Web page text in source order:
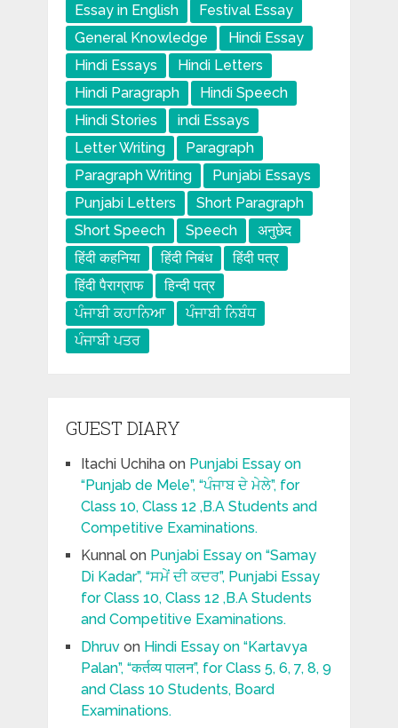
Essay in English
Festival Essay
General Knowledge
Hindi Essay
Hindi Essays
Hindi Letters
Hindi Paragraph
Hindi Speech
Hindi Stories
indi Essays
Letter Writing
Paragraph
Paragraph Writing
Punjabi Essays
Punjabi Letters
Short Paragraph
Short Speech
Speech
अनुछेद
हिंदी कहनिया
हिंदी निबंध
हिंदी पत्र
हिंदी पैराग्राफ
हिन्दी पत्र
ਪੰਜਾਬੀ ਕਹਾਨਿਆ
ਪੰਜਾਬੀ ਨਿਬੰਧ
ਪੰਜਾਬੀ ਪਤਰ
GUEST DIARY
Itachi Uchihaon Punjabi Essay on
“Punjab de Mele”, “ਪੰਜਾਬ ਦੇ ਮੇਲੇ”, for
Class 10, Class 12 ,B.A Students and
Competitive Examinations.
Kunnalon Punjabi Essay on “Samay
Di Kadar”, “ਸਮੇਂ ਦੀ ਕਦਰ”, Punjabi Essay
for Class 10, Class 12 ,B.A Students
and Competitive Examinations.
Dhruvon Hindi Essay on “Kartavya
Palan”, “कर्तव्य पालन”, for Class 5, 6, 7, 8, 9
and Class 10 Students, Board
Examinations.